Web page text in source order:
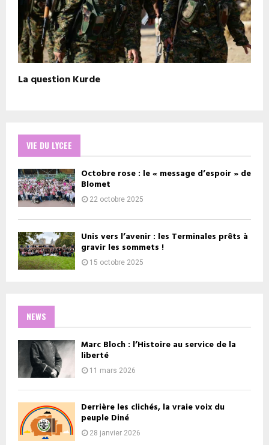
La question Kurde
VIE DU LYCEE
Octobre rose : le « message d’espoir » de
Blomet
22 octobre 2025
Unis vers l’avenir : les Terminales prêts à
gravir les sommets !
15 octobre 2025
NEWS
Marc Bloch : l’Histoire au service de la
liberté
11 mars 2026
Derrière les clichés, la vraie voix du
peuple Diné
28 janvier 2026